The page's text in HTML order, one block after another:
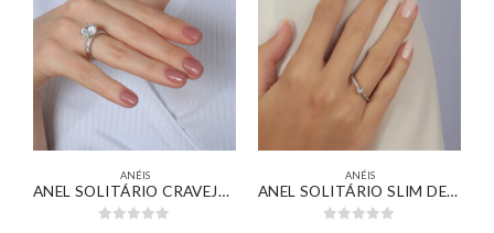
ANÉIS
ANEL SOLITÁRIO CRAVEJADO COM ZIRCÔNIA REDONDA CRISTAL BANHADO EM OURO BRANCO
ANÉIS
ANEL SOLITÁRIO SLIM DELICADO ZIRCÔNIA CRISTAL QUADRADINHA BANHADA EM OURO BRANCO